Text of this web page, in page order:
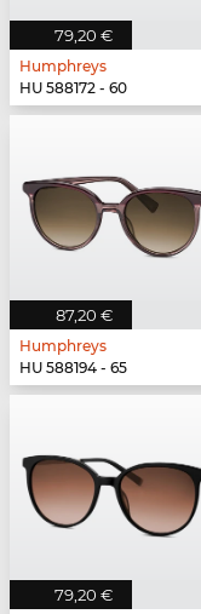
79,20 €
Humphreys
HU 588172 - 60
87,20 €
Humphreys
HU 588194 - 65
79,20 €